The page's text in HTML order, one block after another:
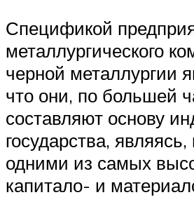
Спецификой
металлургического
черной металлургии
что они, по большей
составляют основу
государства,
одними из самых
капитало- и